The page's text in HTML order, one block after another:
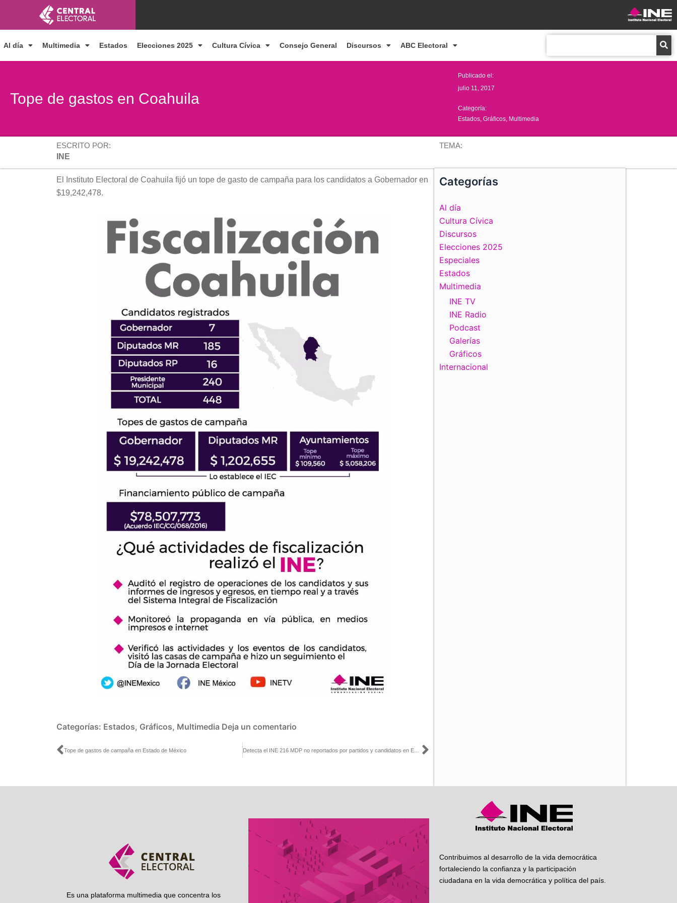
contenido
Al día Multimedia Estados Elecciones 2025 Cultura Cívica Consejo General Discursos ABC Electoral
Tope de gastos en Coahuila
Publicado el:
julio 11, 2017
Categoría:
Estados ,Gráficos Multimedia
ESCRITO POR:
INE
TEMA:
El Instituto Electoral de Coahuila fijó un tope de gasto de campaña para los candidatos a Gobernador en
$19,242,478.
Categorías: Estados, Gráficos, Multimedia Deja un comentario
Ant
Tope de gastos de campaña en Estado de México Siguiente
Categorías
Al día
Cultura Cívica
Discursos
Elecciones 2025
Especiales
Estados
Multimedia
INE TV
INE Radio
Podcast
Galerías
Gráficos
Internacional
Es una plataforma multimedia que concentra los
Contribuimos al desarrollo de la vida democrática
fortaleciendo la confianza y la participación
ciudadana en la vida democrática y política del país.